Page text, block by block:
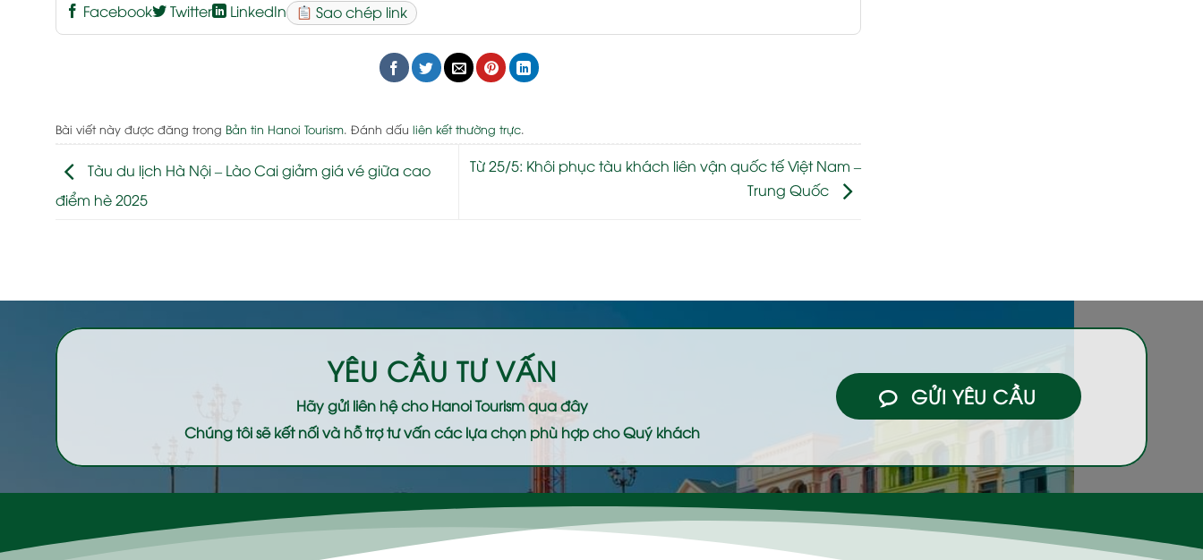
Facebook
Twitter LinkedIn Sao chép link
Bài viết này được đăng trong Bản tin Hanoi Tourism. Đánh dấu liên kết thường trực.
Tàu du lịch Hà Nội – Lào Cai giảm giá vé giữa cao
điểm hè 2025
Từ 25/5: Khôi phục tàu khách liên vận quốc tế Việt Nam –
Trung Quốc
YÊU CẦU TƯ VẤN
Hãy gửi liên hệ choHanoi Tourismqua đây
Chúng tôi sẽ kết nối và hỗ trợ tư vấn các lựa chọn phù hợp cho Quý khách
GỬI YÊU CẦU